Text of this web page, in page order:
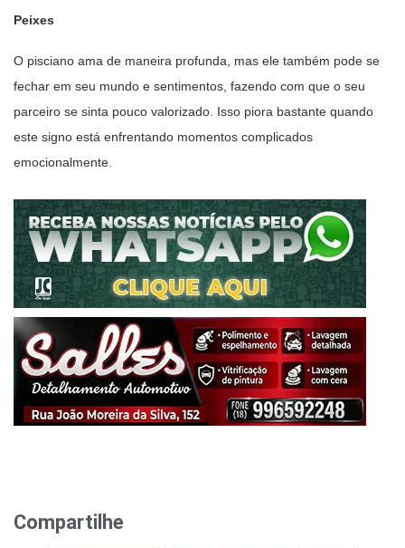
Peixes
O pisciano ama de maneira profunda, mas ele também pode se
fechar em seu mundo e sentimentos, fazendo com que o seu
parceiro se sinta pouco valorizado. Isso piora bastante quando
este signo está enfrentando momentos complicados
emocionalmente.
Compartilhe